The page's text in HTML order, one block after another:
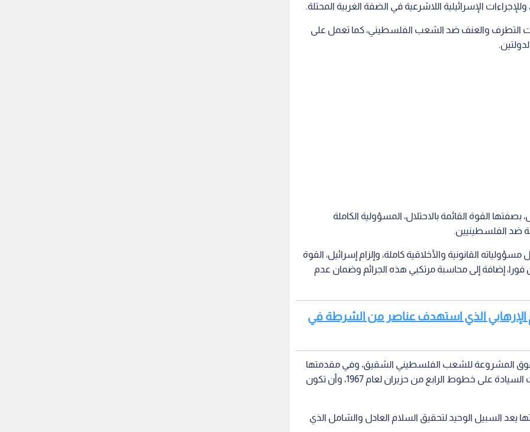
الإسرائيلية اللاشرعية في الضفة الغربية المحتلة.
التطرف والعنف ضد الشعب الفلسطيني، كما تعمل على
القوة القائمة بالاحتلال، المسؤولية الكاملة
ضد الفلسطينيين.
القانونية والأخلاقية كاملة، وإلزام إسرائيل، القوة
فورا، إضافة إلى محاسبة مرتكبي هذه الجرائم وضمان عدم
الإرهابي الذي استهدف عناصر من الشرطة في
المشروعة للشعب الفلسطيني الشقيق، وفي مقدمتها
حقه الأساسي والثابت في إقامة دولته المستقلة ذات السيادة على خطوط الرابع من حزيران لعام 1967، وأن تكون
يعد السبيل الوحيد لتحقيق السلام العادل والشامل الذي